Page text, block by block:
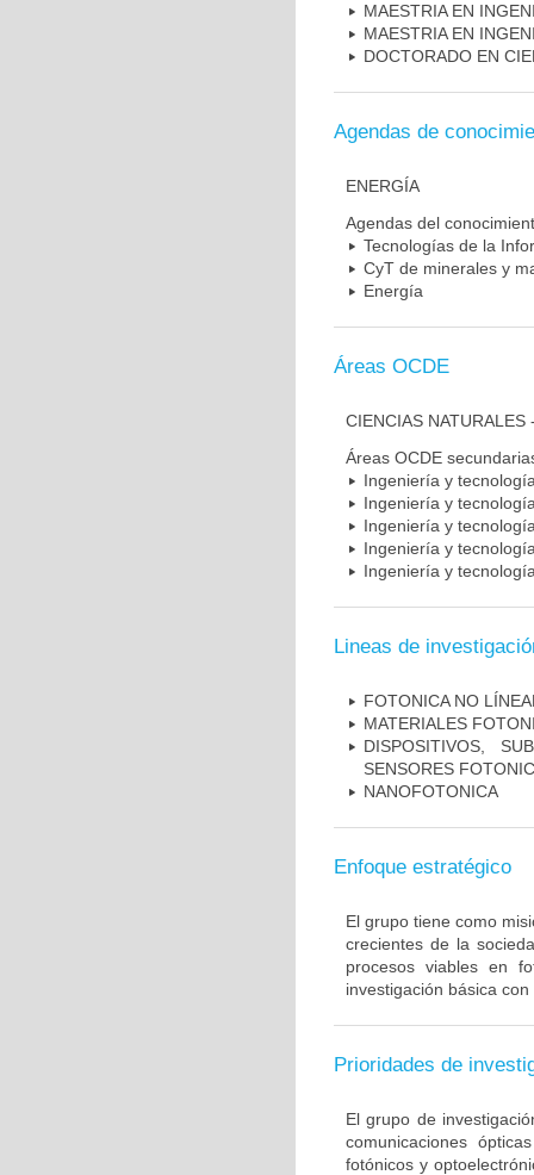
MAESTRIA EN
MAESTRIA EN
DOCTORADO EN
Agendas de
ENERGÍA
Agendas del
Tecnologías de la
CyT de minerales y
Energía
Áreas OCDE
CIENCIAS NATURALES
Áreas OCDE
Ingeniería y
Ingeniería y
Ingeniería y
Ingeniería y
Ingeniería y
Lineas de
FOTONICA NO
MATERIALES
DISPOSITIVOS,
SENSORES
NANOFOTONICA
Enfoque estratégico
El grupo tiene como
crecientes de la
procesos viables en
investigación básica
Prioridades de
El grupo de
comunicaciones
fotónicos y